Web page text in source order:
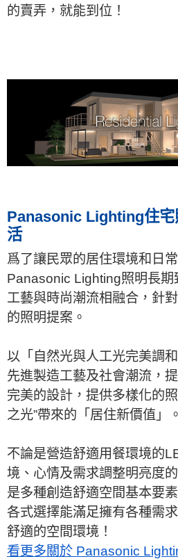
的賣弄，就能到位！
Panasonic Lighting住宅
活
爲了讓民眾的居住環境和日
Panasonic Lighting照明長期
工藝與時尚潮流相融合，針
的照明提案。
以「自然光與人工光完美調
先進製造工藝及社會潮流，
完美的設計，提供多樣化的
之光”帶來的「居住新價值」。
不論是營造舒適用餐環境的
境、心情及需求調整明亮度
是多種創造舒適空間基本要
各式選擇能滿足擁有各種需
舒適的空間環境！
看更多關於 Panasonic